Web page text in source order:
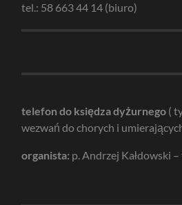
tel.: 58 663 44 14 (biuro)
telefon do księdza dyżurnego (
wezwań do chorych i
organista: p. Andrzej Kałdowski